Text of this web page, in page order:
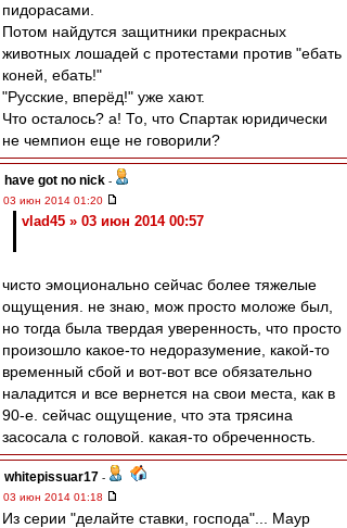
пидорасами.
Потом найдутся защитники прекрасных
животных лошадей с протестами против "ебать
коней, ебать!"
"Русские, вперёд!" уже хают.
Что осталось? а! То, что Спартак юридически
не чемпион еще не говорили?
have got no nick -
03 июн 2014 01:20
vlad45 » 03 июн 2014 00:57
чисто эмоционально сейчас более тяжелые
ощущения. не знаю, мож просто моложе был,
но тогда была твердая уверенность, что просто
произошло какое-то недоразумение, какой-то
временный сбой и вот-вот все обязательно
наладится и все вернется на свои места, как в
90-е. сейчас ощущение, что эта трясина
засосала с головой. какая-то обреченность.
whitepissuar17 -
03 июн 2014 01:18
Из серии "делайте ставки, господа"... Маур